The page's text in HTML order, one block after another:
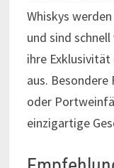
Whiskys
und sind
ihre
aus. Besondere
oder
einzigartige